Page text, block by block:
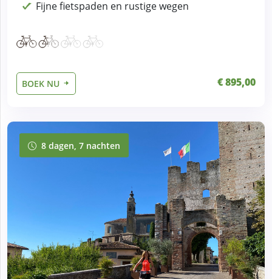
Fijne fietspaden en rustige wegen
BOEK NU € 895,00
8 dagen, 7 nachten
8 dagen, 7 nachten